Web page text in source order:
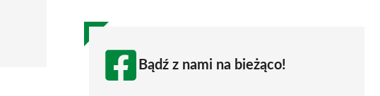
Bądź z nami na bieżąco!